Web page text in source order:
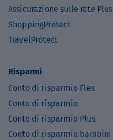
Assicurazione sulle rate Plus
ShoppingProtect
TravelProtect
Risparmi
Conto di risparmio Flex
Conto di risparmio
Conto di risparmio Plus
Conto di risparmio bambini